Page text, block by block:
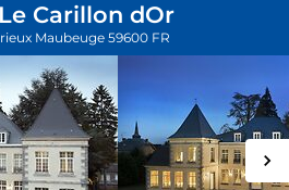
Carillon dOr
Maubeuge 59600 FR